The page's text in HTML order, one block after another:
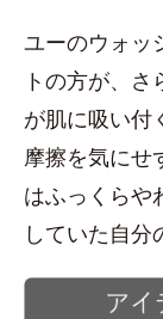
ユーのウォッ
トの方が、
が肌に吸い付
摩擦を気にせ
はふっくらや
していた自分